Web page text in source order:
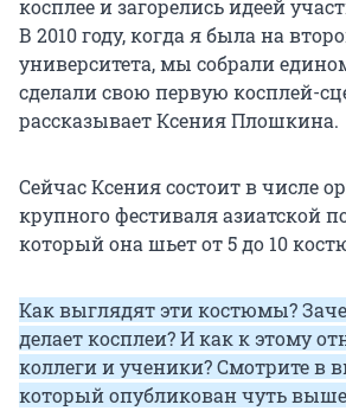
косплее и загорелись идеей
В 2010 году, когда я была на
университета, мы собрали
сделали свою первую косплей-
рассказывает Ксения Плошкина.
Сейчас Ксения состоит в числе
крупного фестиваля азиатской
который она шьет от 5 до 10
Как выглядят эти костюмы?
делает косплеи? И как к этому
коллеги и ученики? Смотрите в
который опубликован чуть